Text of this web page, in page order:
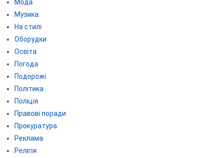
Мода
Музика
На стилі
Оборудки
Освіта
Погода
Подорожі
Політика
Поліція
Правові поради
Прокуратура
Реклама
Релігія